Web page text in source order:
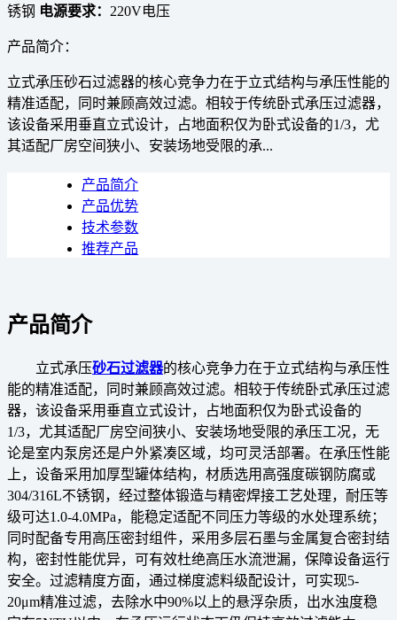
锈钢 电源要求： 220V电压
产品简介：
立式承压砂石过滤器的核心竞争力在于立式结构与承压性能的
精准适配，同时兼顾高效过滤。相较于传统卧式承压过滤器，
该设备采用垂直立式设计，占地面积仅为卧式设备的1/3，尤
其适配厂房空间狭小、安装场地受限的承...
产品简介
产品优势
技术参数
推荐产品
产品简介
立式承压砂石过滤器的核心竞争力在于立式结构与承压性
能的精准适配，同时兼顾高效过滤。相较于传统卧式承压过滤
器，该设备采用垂直立式设计，占地面积仅为卧式设备的
1/3，尤其适配厂房空间狭小、安装场地受限的承压工况，无
论是室内泵房还是户外紧凑区域，均可灵活部署。在承压性能
上，设备采用加厚型罐体结构，材质选用高强度碳钢防腐或
304/316L不锈钢，经过整体锻造与精密焊接工艺处理，耐压等
级可达1.0-4.0MPa，能稳定适配不同压力等级的水处理系统；
同时配备专用高压密封组件，采用多层石墨与金属复合密封结
构，密封性能优异，可有效杜绝高压水流泄漏，保障设备运行
安全。过滤精度方面，通过梯度滤料级配设计，可实现5-
20μm精准过滤，去除水中90%以上的悬浮杂质，出水浊度稳